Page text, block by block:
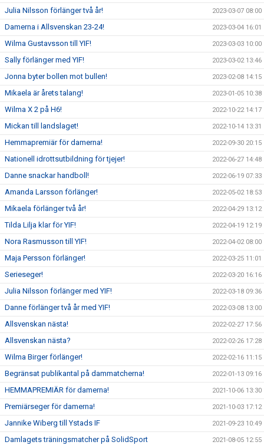
Julia Nilsson förlänger två år! 2023-03-07 08:00
Damerna i Allsvenskan 23-24! 2023-03-04 16:01
Wilma Gustavsson till YIF! 2023-03-03 10:00
Sally förlänger med YIF! 2023-03-02 13:46
Jonna byter bollen mot bullen! 2023-02-08 14:15
Mikaela är årets talang! 2023-01-05 10:38
Wilma X 2 på H6! 2022-10-22 14:17
Mickan till landslaget! 2022-10-14 13:31
Hemmapremiär för damerna! 2022-09-30 20:15
Nationell idrottsutbildning för tjejer! 2022-06-27 14:48
Danne snackar handboll! 2022-06-19 07:33
Amanda Larsson förlänger! 2022-05-02 18:53
Mikaela förlänger två år! 2022-04-29 13:12
Tilda Lilja klar för YIF! 2022-04-19 12:19
Nora Rasmusson till YIF! 2022-04-02 08:00
Maja Persson förlänger! 2022-03-25 11:01
Serieseger! 2022-03-20 16:16
Julia Nilsson förlänger med YIF! 2022-03-18 09:36
Danne förlänger två år med YIF! 2022-03-08 13:00
Allsvenskan nästa! 2022-02-27 17:56
Allsvenskan nästa? 2022-02-26 17:28
Wilma Birger förlänger! 2022-02-16 11:15
Begränsat publikantal på dammatcherna! 2022-01-13 09:16
HEMMAPREMIÄR för damerna! 2021-10-06 13:30
Premiärseger för damerna! 2021-10-03 17:12
Jannike Wiberg till Ystads IF 2021-09-23 10:49
Damlagets träningsmatcher på SolidSport 2021-08-05 12:55